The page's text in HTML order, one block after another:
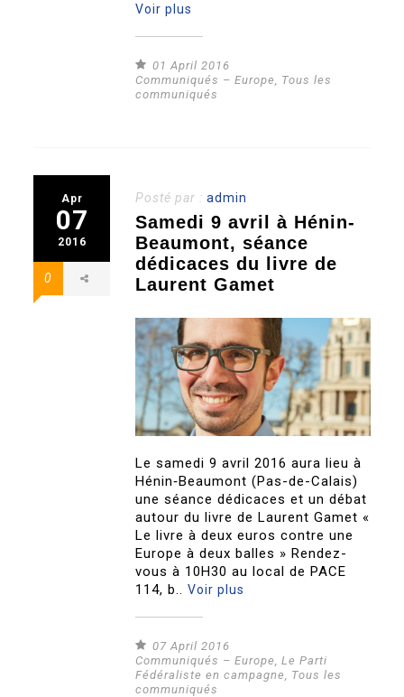
Voir plus
01 April 2016
Communiqués – Europe
Tous les
communiqués
Apr
07
2016
0
Posté par :admin
Samedi 9 avril à Hénin-
Beaumont, séance
dédicaces du livre de
Laurent Gamet
Le samedi 9 avril 2016 aura lieu à
Hénin‐Beaumont (Pas-de-Calais)
une séance dédicaces et un débat
autour du livre de Laurent Gamet «
Le livre à deux euros contre une
Europe à deux balles » Rendez-
vous à 10H30 au local de PACE
114, b..Voir plus
07 April 2016
Communiqués – Europe ,Le Parti
Fédéraliste en campagne
Tous les
communiqués